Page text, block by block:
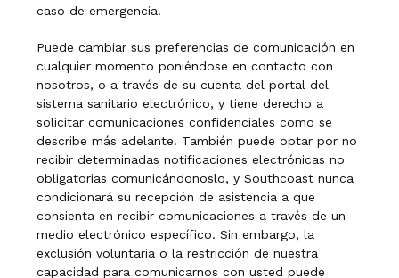
caso de emergencia.
Puede cambiar sus preferencias de comunicación en
cualquier momento poniéndose en contacto con
nosotros, o a través de su cuenta del portal del
sistema sanitario electrónico, y tiene derecho a
solicitar comunicaciones confidenciales como se
describe más adelante. También puede optar por no
recibir determinadas notificaciones electrónicas no
obligatorias comunicándonoslo, y Southcoast nunca
condicionará su recepción de asistencia a que
consienta en recibir comunicaciones a través de un
medio electrónico específico. Sin embargo, la
exclusión voluntaria o la restricción de nuestra
capacidad para comunicarnos con usted puede